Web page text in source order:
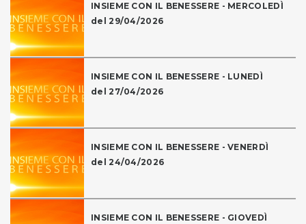
INSIEME CON IL BENESSERE - MERCOLEDÌ
del 29/04/2026
INSIEME CON IL BENESSERE - LUNEDÌ
del 27/04/2026
INSIEME CON IL BENESSERE - VENERDÌ
del 24/04/2026
INSIEME CON IL BENESSERE - GIOVEDÌ